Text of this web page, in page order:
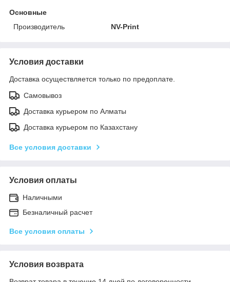
Основные
Производитель
NV-Print
Условия доставки
Доставка осуществляется только по предоплате.
Самовывоз
Доставка курьером по Алматы
Доставка курьером по Казахстану
Все условия доставки
Условия оплаты
Наличными
Безналичный расчет
Все условия оплаты
Условия возврата